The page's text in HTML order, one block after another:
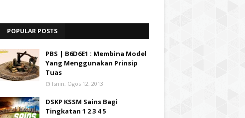
POPULAR POSTS
PBS | B6D6E1 : Membina Model
Yang Menggunakan Prinsip
Tuas
Isnin, Ogos 12, 2013
DSKP KSSM Sains Bagi
Tingkatan 1 2 3 4 5